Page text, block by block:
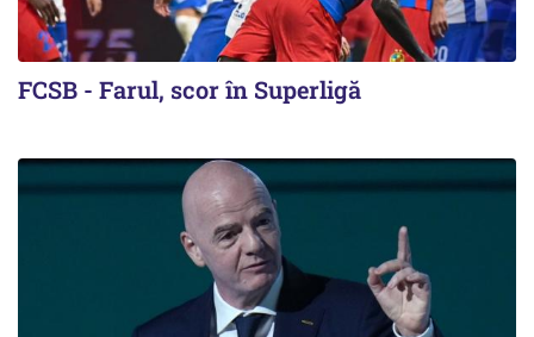
FCSB - Farul, scor în Superligă